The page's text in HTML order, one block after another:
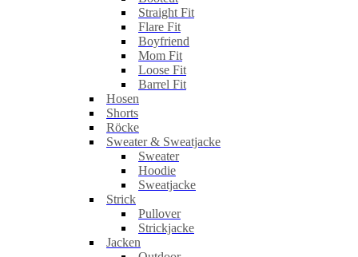
Straight Fit
Flare Fit
Boyfriend
Mom Fit
Loose Fit
Barrel Fit
Hosen
Shorts
Röcke
Sweater & Sweatjacke
Sweater
Hoodie
Sweatjacke
Strick
Pullover
Strickjacke
Jacken